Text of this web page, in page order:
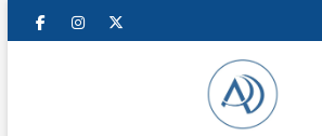
Saltar
FacebookInstagram